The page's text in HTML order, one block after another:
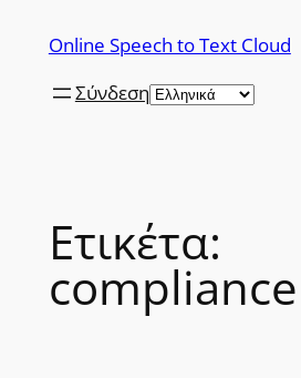
περιεχόμενο
Online Speech to Text Cloud
Σύνδεση
Ετικέτα:
compliance